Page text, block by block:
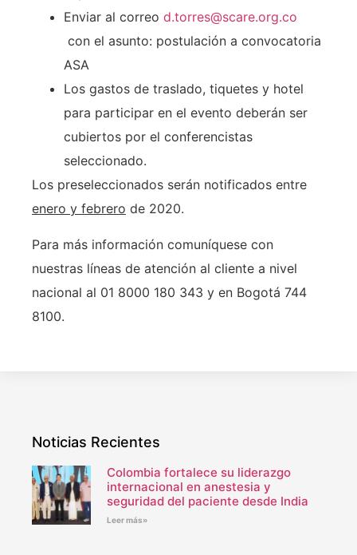
Enviar al correo d.torres@scare.org.co
con el asunto: postulación a convocatoria
ASA
Los gastos de traslado, tiquetes y hotel
para participar en el evento deberán ser
cubiertos por el conferencistas
seleccionado.
Los preseleccionados serán notificados entre
enero y febrero de 2020.
Para más información comuníquese con
nuestras líneas de atención al cliente a nivel
nacional al 01 8000 180 343 y en Bogotá 744
8100.
Noticias Recientes
Colombia fortalece su liderazgo
internacional en anestesia y
seguridad del paciente desde India
Leer más»